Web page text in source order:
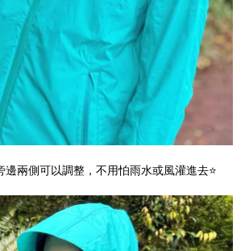
兩側可以調整，不用怕雨水或風灌進去⭐